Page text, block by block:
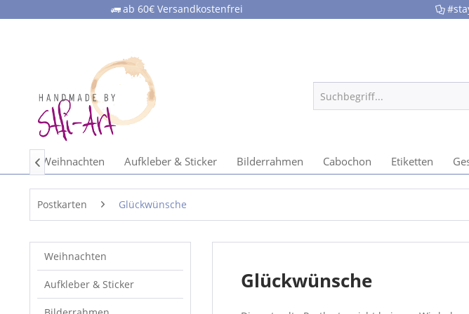
ab 60€ Versandkostenfrei
Weihnachten Aufkleber & Sticker Bilderrahmen Cabochon Etiketten

Postkarten Glückwünsche
Weihnachten
Aufkleber & Sticker Glückwünsche